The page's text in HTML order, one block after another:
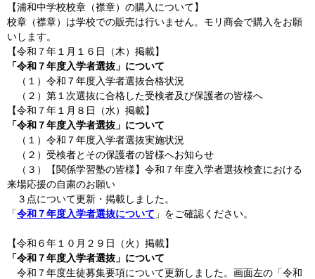
【浦和中学校校章（襟章）の購入について】
校章（襟章）は学校での販売は行いません。モリ商会で購入をお願
いします。
【令和７年１月１６日（木）掲載】
「令和７年度入学者選抜」について
（１）令和７年度入学者選抜合格状況
（２）第１次選抜に合格した受検者及び保護者の皆様へ
【令和７年１月８日（水）掲載】
「令和７年度入学者選抜」について
（１）令和７年度入学者選抜実施状況
（２）受検者とその保護者の皆様へお知らせ
（３）【関係学習塾の皆様】令和７年度入学者選抜検査における
来場応援の自粛のお願い
３点について更新・掲載しました。
「令和７年度入学者選抜について 」をご確認ください。
【令和６年１０月２９日（火）掲載】
「令和７年度入学者選抜」について
令和７年度生徒募集要項について更新しました。画面左の「令和